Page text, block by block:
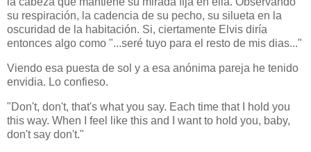
su respiración, la cadencia de su pecho, su silueta en la
oscuridad de la habitación. Si, ciertamente Elvis diría
entonces algo como "...seré tuyo para el resto de mis dias..."
Viendo esa puesta de sol y a esa anónima pareja he tenido
envidia. Lo confieso.
"Don't, don't, that's what you say. Each time that I hold you
this way. When I feel like this and I want to hold you, baby,
don't say don't."